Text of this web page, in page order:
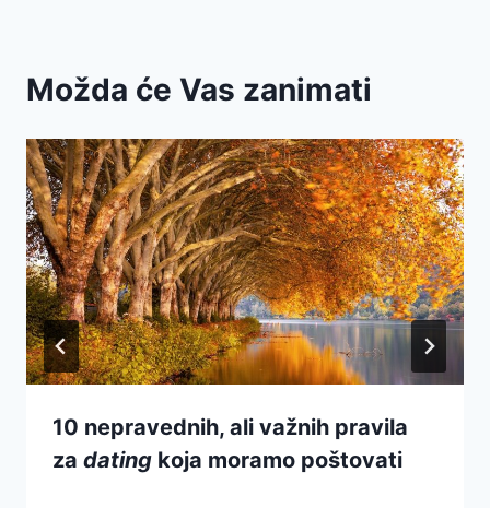
Možda će Vas zanimati
10 nepravednih, ali važnih pravila
za dating koja moramo poštovati